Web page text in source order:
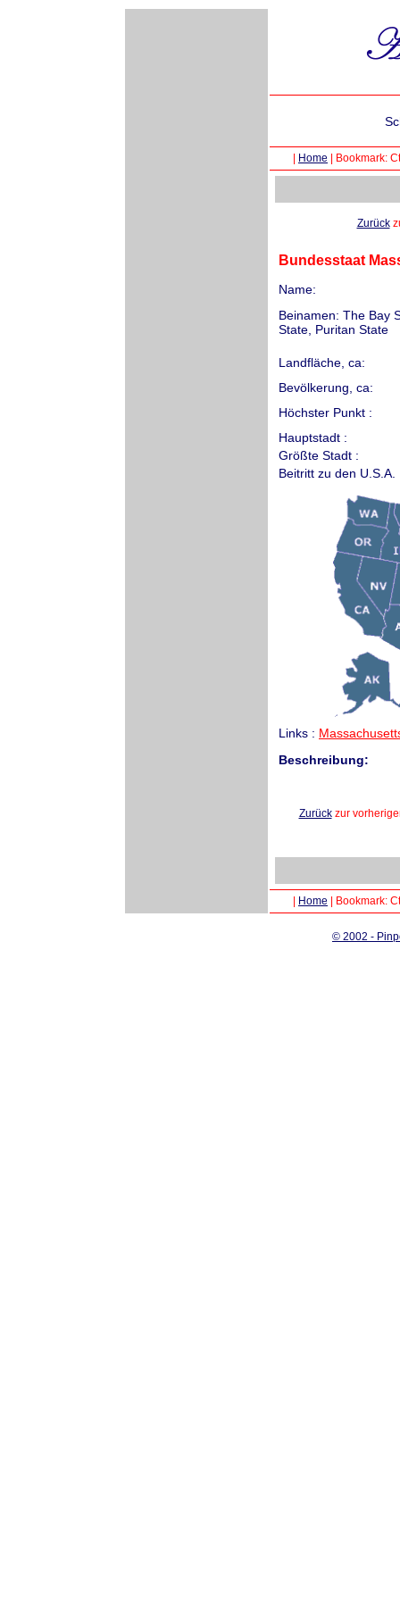
Home Bookmark:
Zurück
Bundesstaat
Name:
Beinamen: The Bay
State, Puritan State
Landfläche, ca:
Bevölkerung, ca:
Höchster Punkt :
Hauptstadt :
Größte Stadt :
Beitritt zu den U.S.A.
Links :
Beschreibung:
Zurückzur
Home Bookmark:
© 2002 -